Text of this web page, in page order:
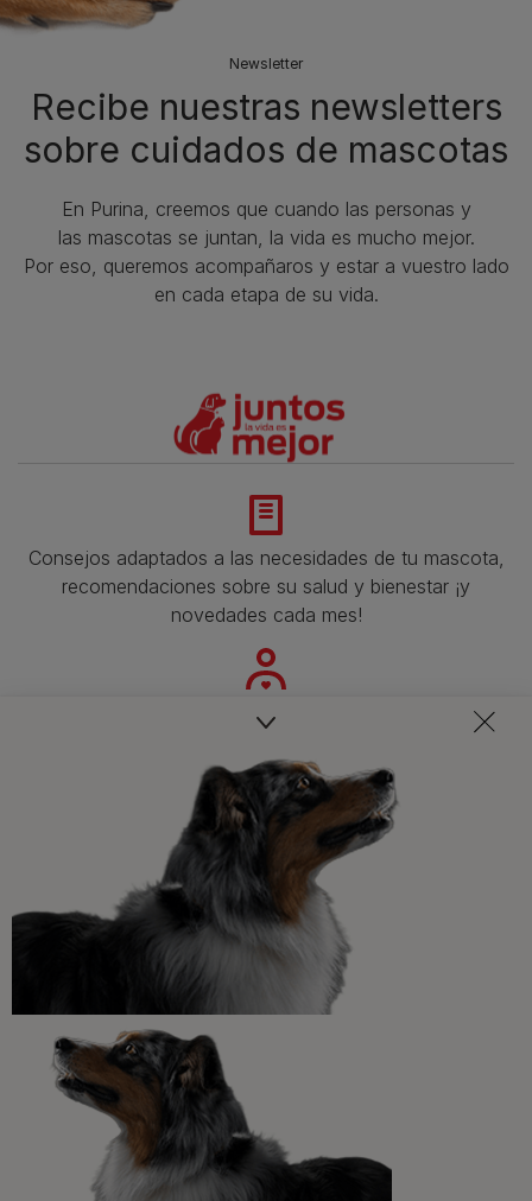
Newsletter
Recibe nuestras newsletters
sobre cuidados de mascotas​
En Purina, creemos que cuando las personas y
las mascotas se juntan, la vida es mucho mejor.
Por eso, queremos acompañaros y estar a vuestro lado
en cada etapa de su vida.​
Consejos adaptados a las necesidades de tu mascota,
recomendaciones sobre su salud y bienestar ¡y
novedades cada mes!
Veterinarios, nutricionistas y expertos en perros y gatos
Promociones, concursos, descuentos y ofertas de
todas nuestras marcas.​
¡No te lo pierdas, únete a Purina y empieza
a disfrutar ya de las ventajas!​
Registrarme ahora